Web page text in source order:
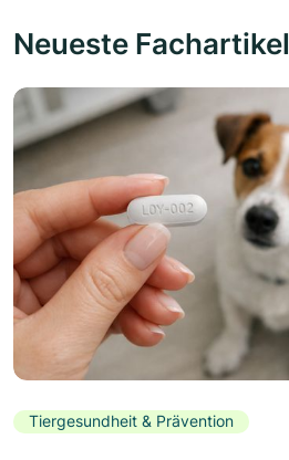
Neueste Fachartikel
Tiergesundheit & Prävention